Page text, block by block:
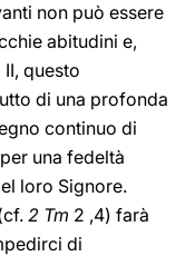
non può essere
abitudini e,
questo
di una profonda
continuo di
una fedeltà
loro Signore.
2 Tm 2 ,4) farà
di